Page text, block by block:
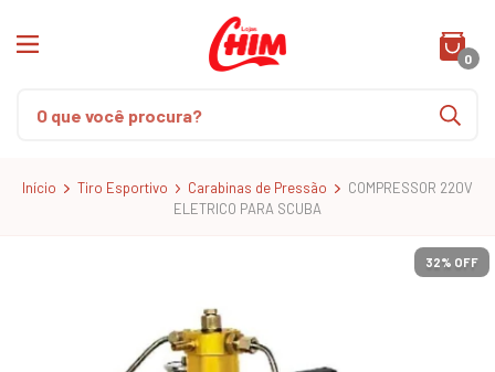
0
Início Tiro Esportivo Carabinas de Pressão
COMPRESSOR 220V
ELETRICO PARA SCUBA
32% OFF